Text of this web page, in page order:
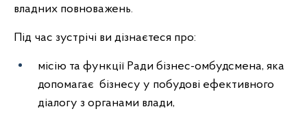
владних повноважень.
Під час зустрічі ви дізнаєтеся про:
місію та функції Ради бізнес-омбудсмена, яка
допомагає бізнесу у побудові ефективного
діалогу з органами влади,